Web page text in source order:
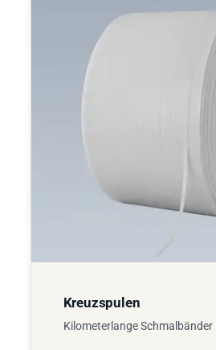
Kreuzspulen
Kilometerlange Schmalbänder